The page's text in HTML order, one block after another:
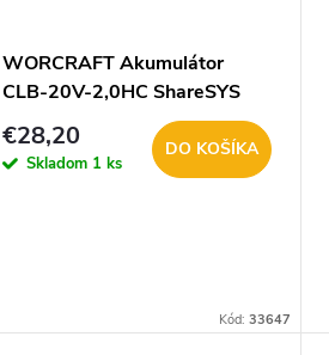
WORCRAFT Akumulátor
CLB-20V-2,0HC ShareSYS
1130883
€28,20
Skladom 1 ks
DO KOŠÍKA
Kód:33647